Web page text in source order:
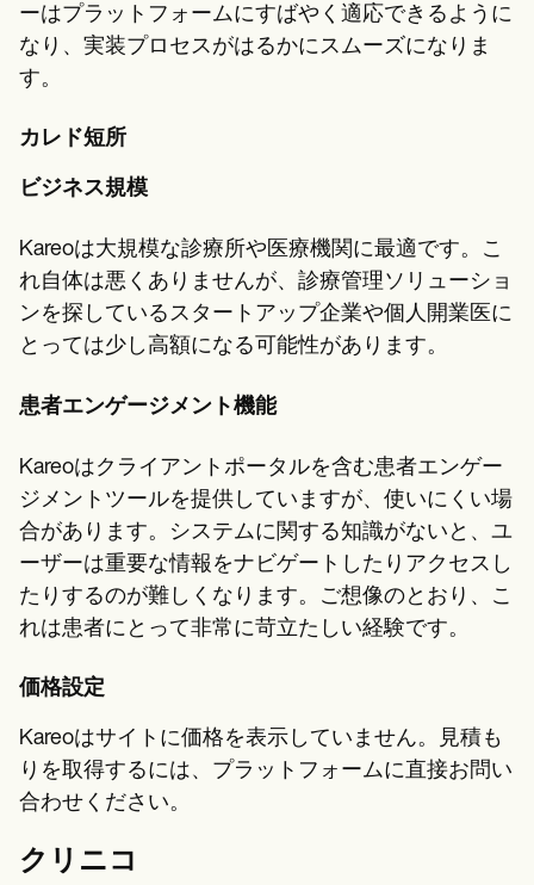
ーはプラットフォームにすばやく適応できるように
なり、実装プロセスがはるかにスムーズになりま
す。
カレド短所
ビジネス規模
Kareoは大規模な診療所や医療機関に最適です。こ
れ自体は悪くありませんが、診療管理ソリューショ
ンを探しているスタートアップ企業や個人開業医に
とっては少し高額になる可能性があります。
患者エンゲージメント機能
Kareoはクライアントポータルを含む患者エンゲー
ジメントツールを提供していますが、使いにくい場
合があります。システムに関する知識がないと、ユ
ーザーは重要な情報をナビゲートしたりアクセスし
たりするのが難しくなります。ご想像のとおり、こ
れは患者にとって非常に苛立たしい経験です。
価格設定
Kareoはサイトに価格を表示していません。見積も
りを取得するには、プラットフォームに直接お問い
合わせください。
クリニコ